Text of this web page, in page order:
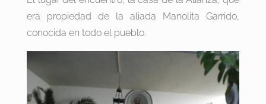
era propiedad de la aliada Manolita Garrido,
conocida en todo el pueblo.